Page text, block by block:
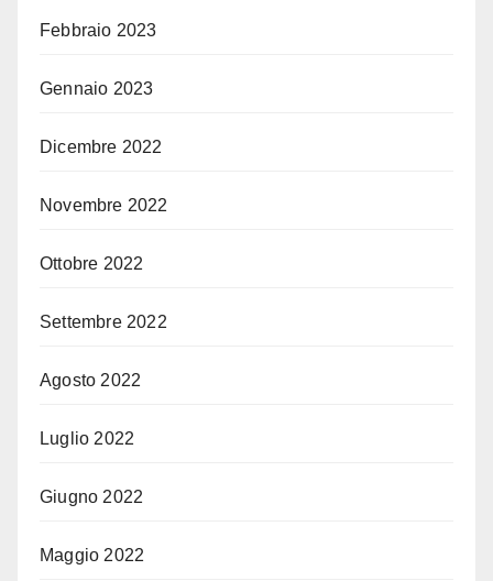
Febbraio 2023
Gennaio 2023
Dicembre 2022
Novembre 2022
Ottobre 2022
Settembre 2022
Agosto 2022
Luglio 2022
Giugno 2022
Maggio 2022